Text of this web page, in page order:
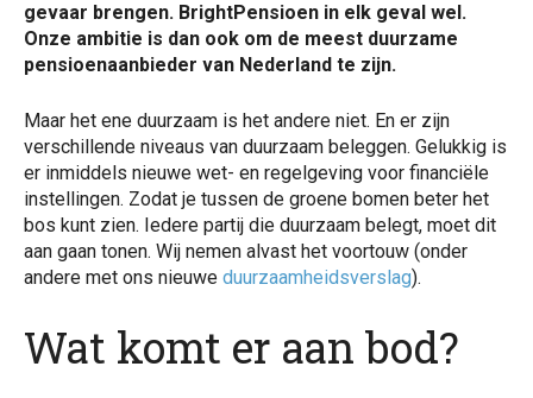
gevaar brengen. BrightPensioen in elk geval wel.
Onze ambitie is dan ook om de meest duurzame
pensioenaanbieder van Nederland te zijn.
Maar het ene duurzaam is het andere niet. En er zijn
verschillende niveaus van duurzaam beleggen. Gelukkig is
er inmiddels nieuwe wet- en regelgeving voor financiële
instellingen. Zodat je tussen de groene bomen beter het
bos kunt zien. Iedere partij die duurzaam belegt, moet dit
aan gaan tonen. Wij nemen alvast het voortouw (onder
andere met ons nieuwe duurzaamheidsverslag).
Wat komt er aan bod?